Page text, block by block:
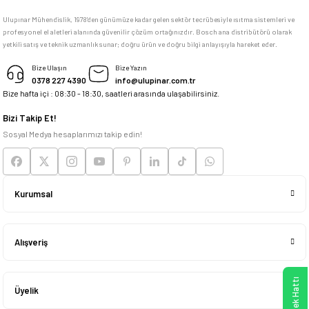
memnun kaldım
Deneyimini Paylaş
Ulupınar Mühendislik, 1978'den günümüze kadar gelen sektör tecrübesiyle ısıtma sistemleri ve
profesyonel el aletleri alanında güvenilir çözüm ortağınızdır. Bosch ana distribütörü olarak
yetkili satış ve teknik uzmanlık sunar; doğru ürün ve doğru bilgi anlayışıyla hareket eder.
Bize Ulaşın
0378 227 4390
Bize Yazın
info@ulupinar.com.tr
Bize hafta içi : 08:30 - 18:30, saatleri arasında ulaşabilirsiniz.
Bizi Takip Et!
Sosyal Medya hesaplarımızı takip edin!
Kurumsal
Alışveriş
Üyelik